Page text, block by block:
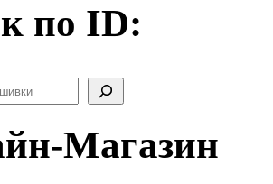
по ID:
Магазин